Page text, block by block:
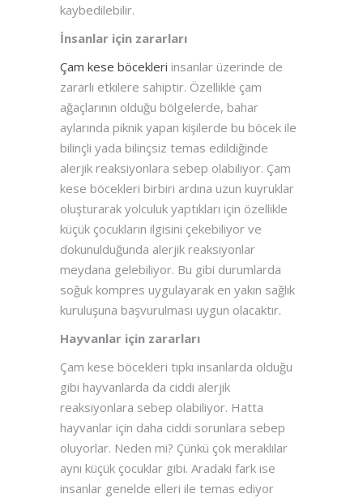
kaybedilebilir.
İnsanlar için zararları
Çam kese böcekleri insanlar üzerinde de
zararlı etkilere sahiptir. Özellikle çam
ağaçlarının olduğu bölgelerde, bahar
aylarında piknik yapan kişilerde bu böcek ile
bilinçli yada bilinçsiz temas edildiğinde
alerjik reaksiyonlara sebep olabiliyor. Çam
kese böcekleri birbiri ardına uzun kuyruklar
oluşturarak yolculuk yaptıkları için özellikle
küçük çocukların ilgisini çekebiliyor ve
dokunulduğunda alerjik reaksiyonlar
meydana gelebiliyor. Bu gibi durumlarda
soğuk kompres uygulayarak en yakın sağlık
kuruluşuna başvurulması uygun olacaktır.
Hayvanlar için zararları
Çam kese böcekleri tıpkı insanlarda olduğu
gibi hayvanlarda da ciddi alerjik
reaksiyonlara sebep olabiliyor. Hatta
hayvanlar için daha ciddi sorunlara sebep
oluyorlar. Neden mi? Çünkü çok meraklılar
aynı küçük çocuklar gibi. Aradaki fark ise
insanlar genelde elleri ile temas ediyor